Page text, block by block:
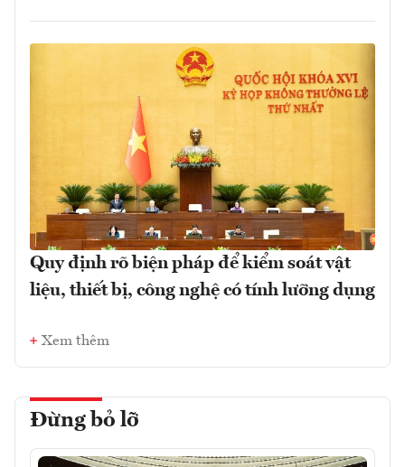
Quy định rõ biện pháp để kiểm soát vật
liệu, thiết bị, công nghệ có tính lưỡng dụng
Xem thêm
Đừng bỏ lỡ